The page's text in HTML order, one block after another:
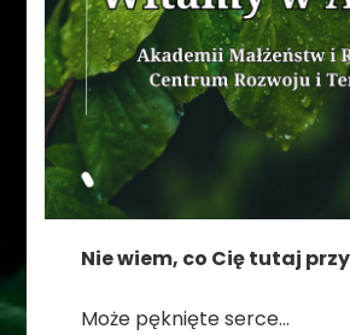
Nie wiem, co Cię tutaj
Może pęknięte serce…